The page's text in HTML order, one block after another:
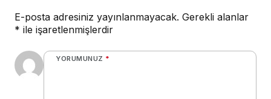
E-posta adresiniz yayınlanmayacak. Gerekli alanlar
* ile işaretlenmişlerdir
YORUMUNUZ *